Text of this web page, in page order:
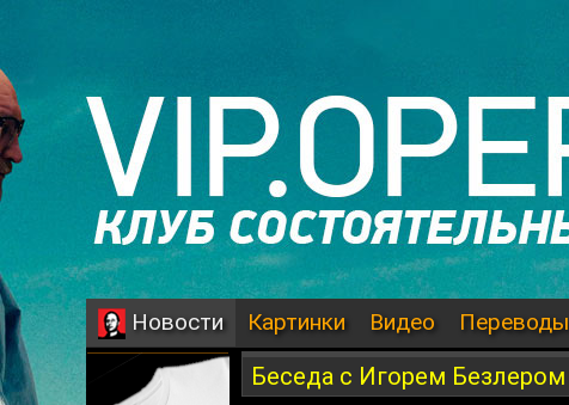
Новости Картинки Видео Переводы
Беседа с Игорем Безлером